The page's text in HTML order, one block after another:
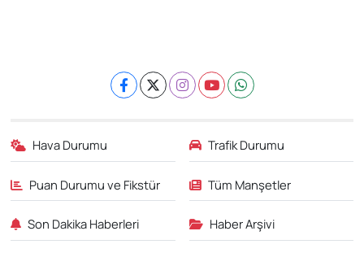
Hava Durumu Trafik Durumu
Puan Durumu ve Fikstür Tüm Manşetler
Son Dakika Haberleri Haber Arşivi